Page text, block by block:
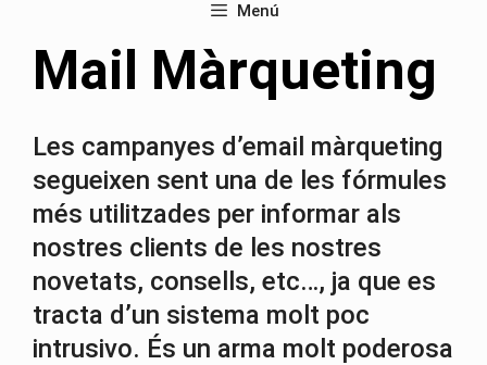
Menú
Mail Màrqueting
Les campanyes d’email màrqueting
segueixen sent una de les fórmules
més utilitzades per informar als
nostres clients de les nostres
novetats, consells, etc…, ja que es
tracta d’un sistema molt poc
intrusivo. És un arma molt poderosa